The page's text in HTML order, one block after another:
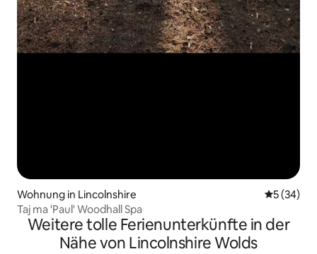
Wohnung in Lincolnshire
5 (34)
Taj ma 'Paul' Woodhall Spa
Weitere tolle Ferienunterkünfte in der
Nähe von Lincolnshire Wolds